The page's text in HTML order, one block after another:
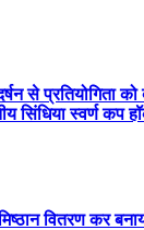
से प्रतियोगिता को
सिंधिया स्वर्ण कप
वितरण कर